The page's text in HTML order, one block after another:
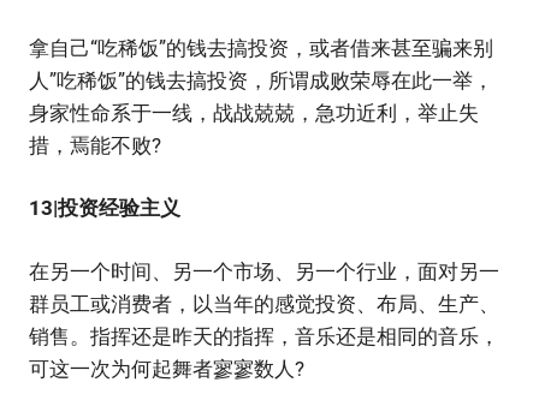
拿自己“吃稀饭”的钱去搞投资，或者借来甚至骗来别
人”吃稀饭”的钱去搞投资，所谓成败荣辱在此一举，
身家性命系于一线，战战兢兢，急功近利，举止失
措，焉能不败?
13|投资经验主义
在另一个时间、另一个市场、另一个行业，面对另一
群员工或消费者，以当年的感觉投资、布局、生产、
销售。指挥还是昨天的指挥，音乐还是相同的音乐，
可这一次为何起舞者寥寥数人?